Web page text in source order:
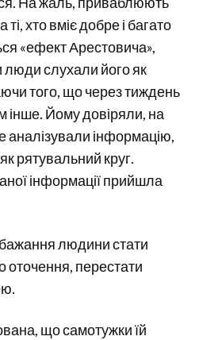
хто вміє добре і багато
«ефект Арестовича»,
люди слухали його як
того, що через тиждень
інше. Йому довіряли, на
аналізували інформацію,
рятувальний круг.
інформації прийшла
бажання людини стати
оточення, перестати
що самотужки їй